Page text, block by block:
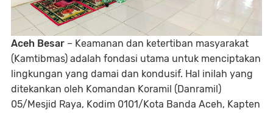
Aceh Besar – Keamanan dan ketertiban masyarakat
(Kamtibmas) adalah fondasi utama untuk menciptakan
lingkungan yang damai dan kondusif. Hal inilah yang
ditekankan oleh Komandan Koramil (Danramil)
05/Mesjid Raya, Kodim 0101/Kota Banda Aceh, Kapten